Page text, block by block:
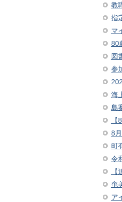
教
指
マ
80
図
参
海
島
8
町
令
奄
ア